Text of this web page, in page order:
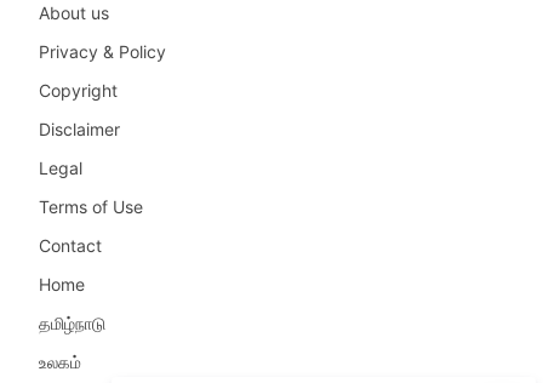
About us
Privacy & Policy
Copyright
Disclaimer
Legal
Terms of Use
Contact
Home
தமிழ்நாடு
உலகம்